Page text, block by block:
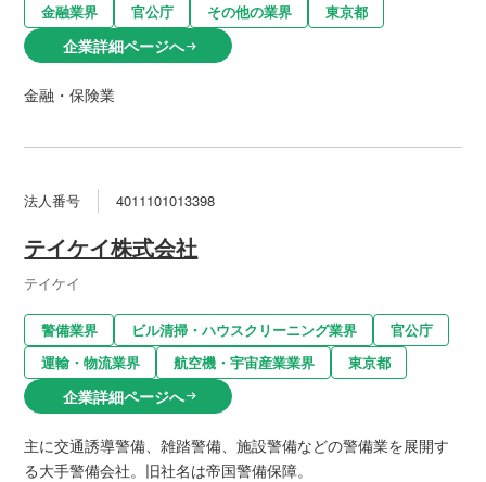
金融業界 官公庁 その他の業界 東京都
企業詳細ページへarrow_right_alt
金融・保険業
法人番号 4011101013398
テイケイ株式会社
テイケイ
警備業界 ビル清掃・ハウスクリーニング業界
官公庁
運輸・物流業界
航空機・宇宙産業業界 東京都
企業詳細ページへarrow_right_alt
主に交通誘導警備、雑踏警備、施設警備などの警備業を展開す
る大手警備会社。旧社名は帝国警備保障。